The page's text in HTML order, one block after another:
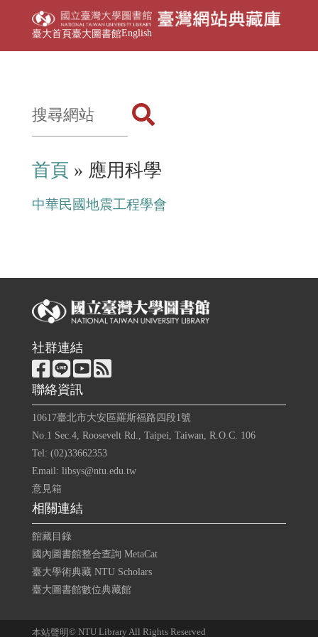
臺大首頁臺大圖書館English
首頁 » 應用科學
中華民國地震工程學會
社群連結
聯絡資訊
10617臺北市大安區羅斯福路四段1號
No.1 Sec.4, Roosevelt Rd., Taipei, Taiwan, R.O.C. 106
Tel: (02)33662353
Email: libsys@ntu.edu.tw
意見箱
相關連結
館藏目錄
國內圖書館整合查詢 MetaCat
臺大學術典藏 NTU Scholars
臺大圖書館數位典藏館
本站聲明© NTU Library All Rights Reserved